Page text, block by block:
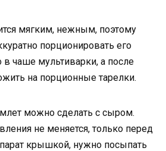
мягким, нежным, поэтому
порционировать его
в чаше мультиварки, а после
на порционные тарелки.
можно сделать с сыром.
не меняется, только перед
крышкой, нужно посыпать